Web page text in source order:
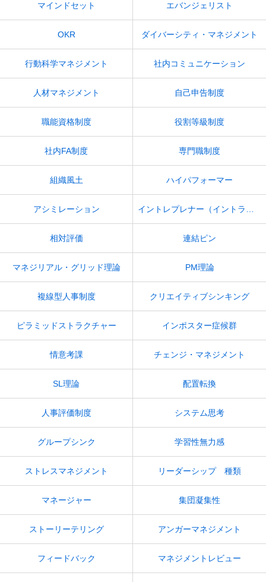
マインドセット エバンジェリスト
OKR ダイバーシティ・マネジメント
行動科学マネジメント 社内コミュニケーション
人材マネジメント 自己申告制度
職能資格制度 役割等級制度
社内FA制度 専門職制度
組織風土 ハイパフォーマー
アシミレーション イントレプレナー（イントラプレナー）
相対評価 連結ピン
マネジリアル・グリッド理論 PM理論
複線型人事制度 クリエイティブシンキング
ピラミッドストラクチャー インポスター症候群
情意考課 チェンジ・マネジメント
SL理論 配置転換
人事評価制度 システム思考
グループシンク 学習性無力感
ストレスマネジメント リーダーシップ 種類
マネージャー 集団凝集性
ストーリーテリング アンガーマネジメント
フィードバック マネジメントレビュー